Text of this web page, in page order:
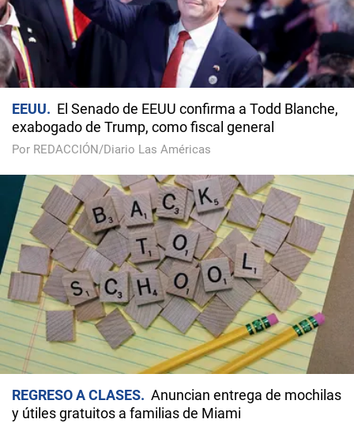
EEUU
El Senado de EEUU confirma a Todd Blanche,
exabogado de Trump, como fiscal general
Por REDACCIÓN/Diario Las Américas
REGRESO A CLASES
Anuncian entrega de mochilas
y útiles gratuitos a familias de Miami